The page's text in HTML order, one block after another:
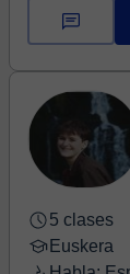
5 clases
Euskera